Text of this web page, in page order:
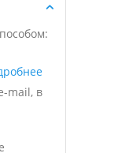
mail, в